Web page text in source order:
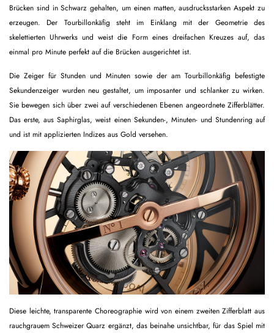
Brücken sind in Schwarz gehalten, um einen matten, ausdrucksstarken Aspekt zu
erzeugen. Der Tourbillonkäfig steht im Einklang mit der Geometrie des
skelettierten Uhrwerks und weist die Form eines dreifachen Kreuzes auf, das
einmal pro Minute perfekt auf die Brücken ausgerichtet ist.
Die Zeiger für Stunden und Minuten sowie der am Tourbillonkäfig befestigte
Sekundenzeiger wurden neu gestaltet, um imposanter und schlanker zu wirken.
Sie bewegen sich über zwei auf verschiedenen Ebenen angeordnete Zifferblätter.
Das erste, aus Saphirglas, weist einen Sekunden-, Minuten- und Stundenring auf
und ist mit applizierten Indizes aus Gold versehen.
Diese leichte, transparente Choreographie wird von einem zweiten Zifferblatt aus
rauchgrauem Schweizer Quarz ergänzt, das beinahe unsichtbar, für das Spiel mit